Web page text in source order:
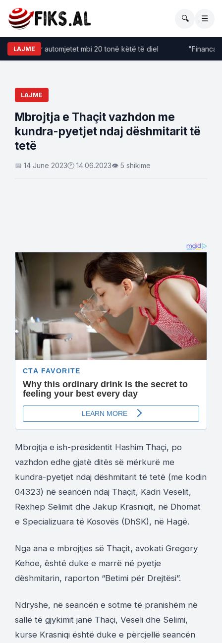
🔍 ☰
LAJME
për automjetet mbi 20 tonë këtë të diel "Financat
LAJME
Mbrojtja e Thaçit vazhdon me
kundra-pyetjet ndaj dëshmitarit të
tetë
📅 14 June 2023🕐 14.06.2023👁 5 shikime
Mbrojtja e ish-presidentit Hashim Thaçi, po
vazhdon edhe gjatë ditës së mërkurë me
kundra-pyetjet ndaj dëshmitarit të tetë (me kodin
04323) në seancën ndaj Thaçit, Kadri Veselit,
Rexhep Selimit dhe Jakup Krasniqit, në Dhomat
e Specializuara të Kosovës (DhSK), në Hagë.
Nga ana e mbrojtjes së Thaçit, avokati Gregory
Kehoe, është duke e marrë në pyetje
dëshmitarin, raporton “Betimi për Drejtësi”.
Ndryshe, në seancën e sotme të pranishëm në
sallë të gjykimit janë Thaçi, Veseli dhe Selimi,
kurse Krasniqi është duke e përcjellë seancën